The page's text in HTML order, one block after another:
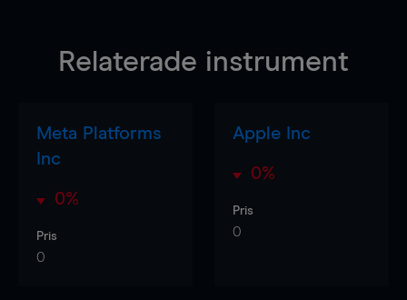
Relaterade instrument
Meta Platforms
Inc
0%
Pris
0
Apple Inc
0%
Pris
0